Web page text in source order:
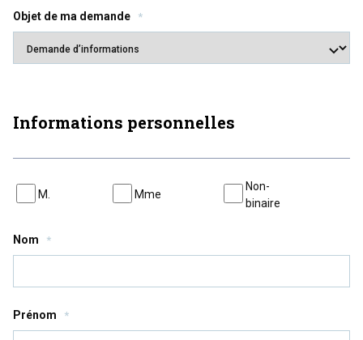
Objet de ma demande *
Informations personnelles
Identité
*
M. Mme
Non-
binaire
Nom *
Prénom *